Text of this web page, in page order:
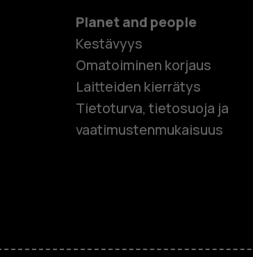
Älypuhelimet
Perinteiset
Planet and people
Kestävyys
Omatoiminen korjaus
Laitteiden kierrätys
Tietoturva, tietosuoja ja
vaatimustenmukaisuus